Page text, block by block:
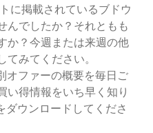
に掲載されているブドウ
んでしたか？それともも
か？今週または来週の他
みてください。
オファーの概要を毎日ご
い得情報をいち早く知り
ダウンロードしてくださ